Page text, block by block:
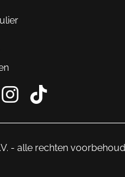
NieuwRechts
Instagram
Tiktok
- alle rechten